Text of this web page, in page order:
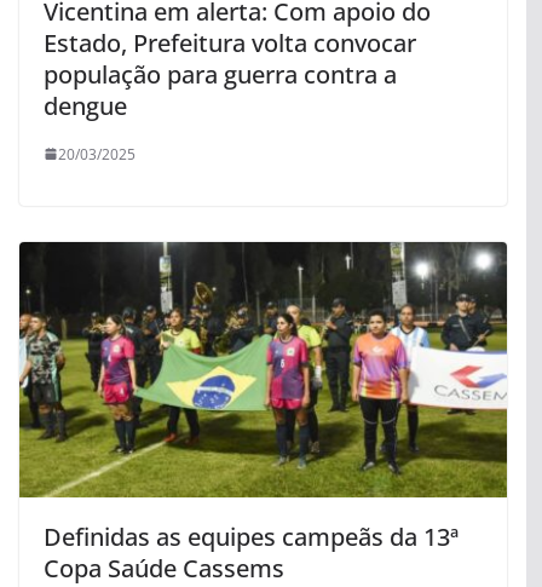
Vicentina em alerta: Com apoio do
Estado, Prefeitura volta convocar
população para guerra contra a
dengue
20/03/2025
Definidas as equipes campeãs da 13ª
Copa Saúde Cassems